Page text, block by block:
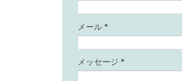
メール *
メッセージ *